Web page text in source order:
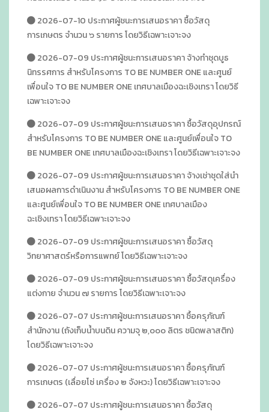
2026-07-10 ประกาศผู้ชนะการเสนอราคา ซื้อวัสดุ
การเกษตร จำนวน ๖ รายการ โดยวิธีเฉพาะเจาะจง
2026-07-09 ประกาศผู้ชนะการเสนอราคา จ้างทำชุดบูธ
นิทรรศการ สำหรับโครงการ TO BE NUMBER ONE และศูนย์
เพื่อนใจ TO BE NUMBER ONE เทศบาลเมืองฉะเชิงเทรา โดยวิธี
เฉพาะเจาะจง
2026-07-09 ประกาศผู้ชนะการเสนอราคา ซื้อวัสดุอุปกรณ์
สำหรับโครงการ TO BE NUMBER ONE และศูนย์เพื่อนใจ TO
BE NUMBER ONE เทศบาลเมืองฉะเชิงเทรา โดยวิธีเฉพาะเจาะจง
2026-07-09 ประกาศผู้ชนะการเสนอราคา จ้างเช่าชุดใส่นำ
เสนอผลการดำเนินงาน สำหรับโครงการ TO BE NUMBER ONE
และศูนย์เพื่อนใจ TO BE NUMBER ONE เทศบาลเมือง
ฉะเชิงเทรา โดยวิธีเฉพาะเจาะจง
2026-07-09 ประกาศผู้ชนะการเสนอราคา ซื้อวัสดุ
วิทยาศาสตร์หรือการแพทย์ โดยวิธีเฉพาะเจาะจง
2026-07-09 ประกาศผู้ชนะการเสนอราคา ซื้อวัสดุเครื่อง
แต่งกาย จำนวน ๗ รายการ โดยวิธีเฉพาะเจาะจง
2026-07-07 ประกาศผู้ชนะการเสนอราคา ซื้อครุภัณฑ์
สำนักงาน (ถังเก็บน้ำบนดิน ความจุ ๒,๐๐๐ ลิตร ชนิดพลาสติก)
โดยวิธีเฉพาะเจาะจง
2026-07-07 ประกาศผู้ชนะการเสนอราคา ซื้อครุภัณฑ์
การเกษตร (เลื่อยโซ่ เครื่อง ๒ จังหวะ) โดยวิธีเฉพาะเจาะจง
2026-07-07 ประกาศผู้ชนะการเสนอราคา ซื้อวัสดุ